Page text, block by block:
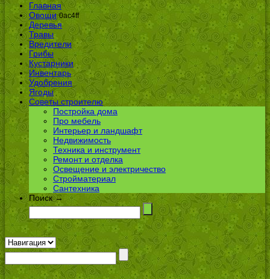
Главная
Овощи 0ac4ff
Деревья
Травы
Вредители
Грибы
Кустарники
Инвентарь
Удобрения
Ягоды
Советы строителю
Постройка дома
Про мебель
Интерьер и ландшафт
Недвижимость
Техника и инструмент
Ремонт и отделка
Освещение и электричество
Стройматериал
Сантехника
Поиск →